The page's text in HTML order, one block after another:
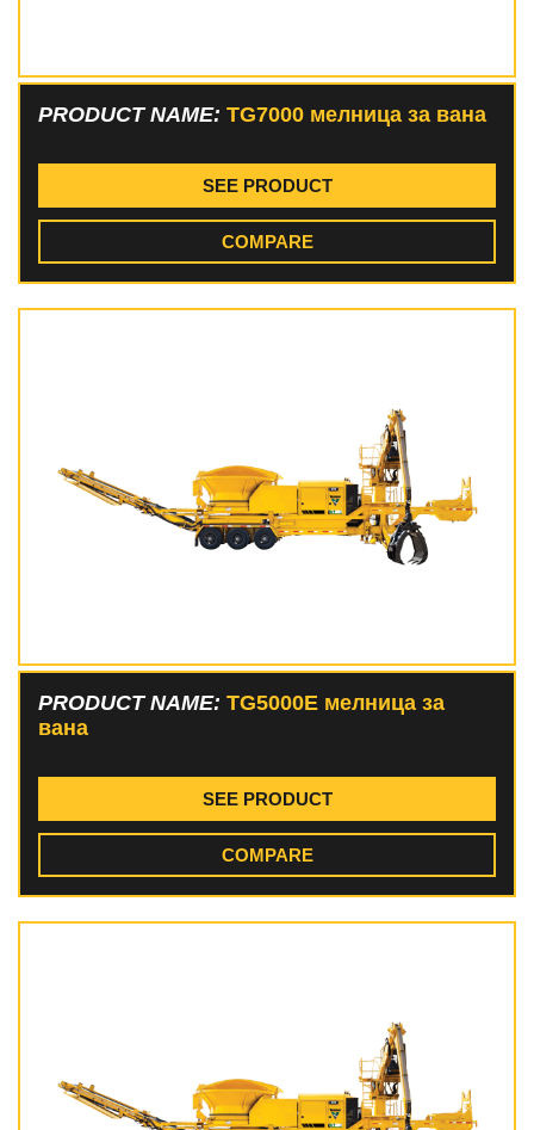
PRODUCT NAME: TG7000 мелница за вана
SEE PRODUCT
COMPARE
PRODUCT NAME: TG5000E мелница за
вана
SEE PRODUCT
COMPARE